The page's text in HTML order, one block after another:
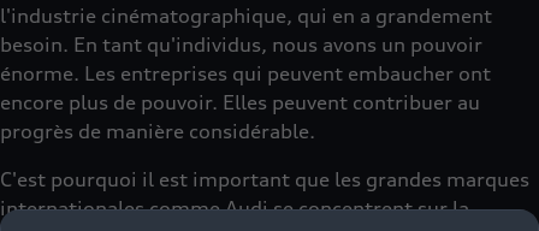
l'industrie cinématographique, qui en a grandement
besoin. En tant qu'individus, nous avons un pouvoir
énorme. Les entreprises qui peuvent embaucher ont
encore plus de pouvoir. Elles peuvent contribuer au
progrès de manière considérable.
C'est pourquoi il est important que les grandes marques
internationales comme Audi se concentrent sur la